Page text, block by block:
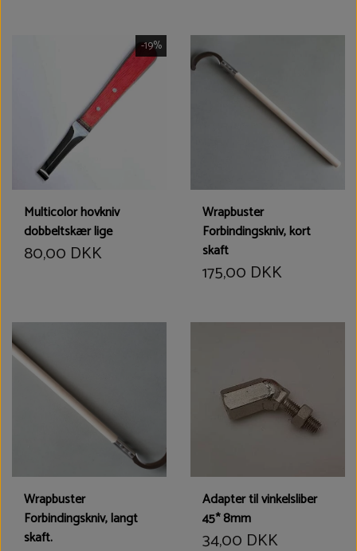
-19%
Multicolor hovkniv
dobbeltskær lige
80,00 DKK
Wrapbuster
Forbindingskniv, kort
skaft
175,00 DKK
Wrapbuster
Forbindingskniv, langt
skaft.
Adapter til vinkelsliber
45* 8mm
34,00 DKK